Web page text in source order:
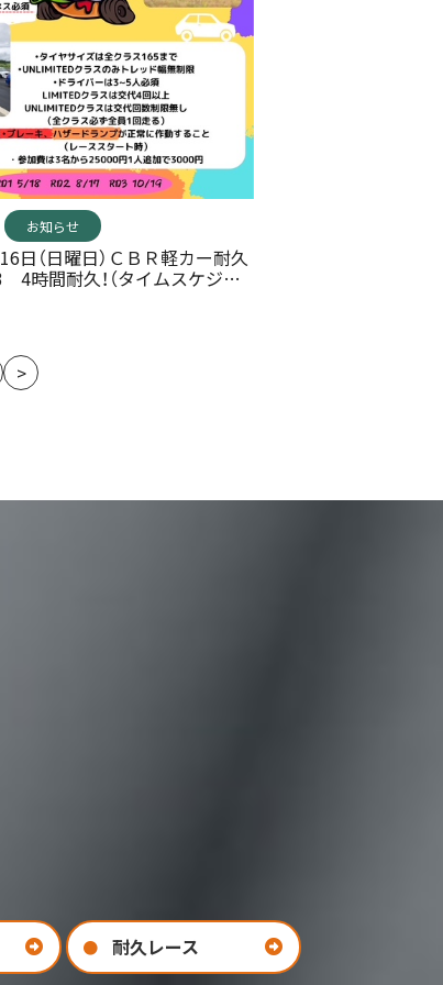
お知らせ
日（日曜日）ＣＢＲ軽カー耐久
4時間耐久！（タイムスケジュ
>
耐久レース